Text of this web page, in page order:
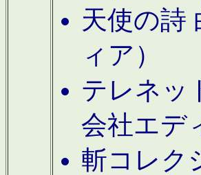
天使の詩
ィア）
テレネッ
会社エデ
斬コレク